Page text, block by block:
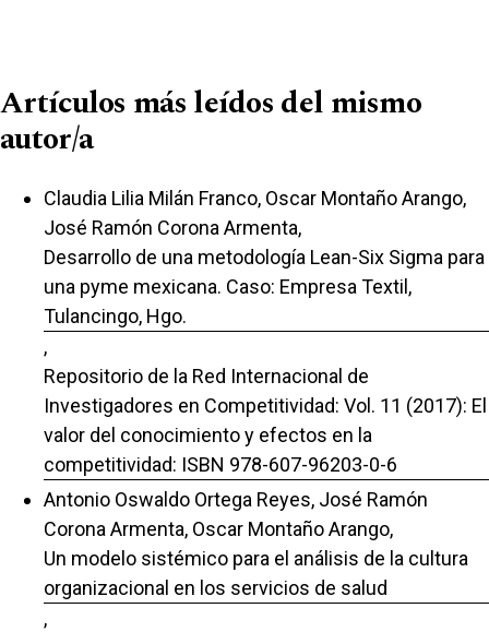
Artículos más leídos del mismo
autor/a
Claudia Lilia Milán Franco, Oscar Montaño Arango,
José Ramón Corona Armenta,
Desarrollo de una metodología Lean-Six Sigma para
una pyme mexicana. Caso: Empresa Textil,
Tulancingo, Hgo.
,
Repositorio de la Red Internacional de
Investigadores en Competitividad: Vol. 11 (2017): El
valor del conocimiento y efectos en la
competitividad: ISBN 978-607-96203-0-6
Antonio Oswaldo Ortega Reyes, José Ramón
Corona Armenta, Oscar Montaño Arango,
Un modelo sistémico para el análisis de la cultura
organizacional en los servicios de salud
,